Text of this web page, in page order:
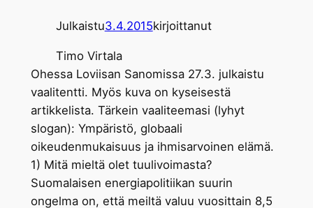
Julkaistu3.4.2015kirjoittanut
Timo Virtala
Ohessa Loviisan Sanomissa 27.3. julkaistu
vaalitentti. Myös kuva on kyseisestä
artikkelista. Tärkein vaaliteemasi (lyhyt
slogan): Ympäristö, globaali
oikeudenmukaisuus ja ihmisarvoinen elämä.
1) Mitä mieltä olet tuulivoimasta?
Suomalaisen energiapolitiikan suurin
ongelma on, että meiltä valuu vuosittain 8,5